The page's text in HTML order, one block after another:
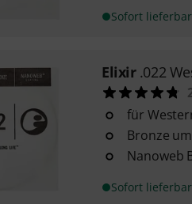
Sofort lieferbar
Elixir .022
für
Bronze
Nanoweb
Sofort lieferbar